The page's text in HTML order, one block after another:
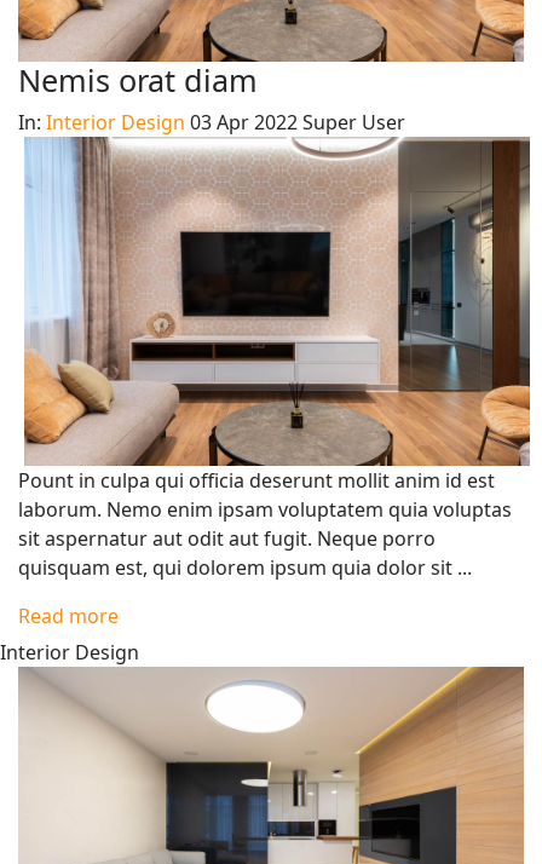
Nemis orat diam
In: Interior Design 03 Apr 2022Super User
Pount in culpa qui officia deserunt mollit anim id est
laborum. Nemo enim ipsam voluptatem quia voluptas
sit aspernatur aut odit aut fugit. Neque porro
quisquam est, qui dolorem ipsum quia dolor sit ...
Read more
Interior Design